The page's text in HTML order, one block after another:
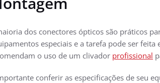
dos conectores ópticos são práticos
especiais e a tarefa pode ser
o uso de um clivador profissional
conferir as especificações de seu